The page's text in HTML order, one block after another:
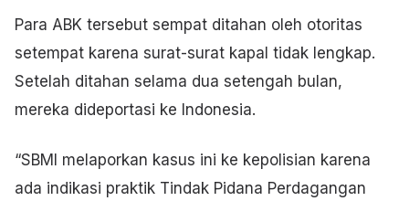
Para ABK tersebut sempat ditahan oleh otoritas
setempat karena surat-surat kapal tidak lengkap.
Setelah ditahan selama dua setengah bulan,
mereka dideportasi ke Indonesia.
“SBMI melaporkan kasus ini ke kepolisian karena
ada indikasi praktik Tindak Pidana Perdagangan